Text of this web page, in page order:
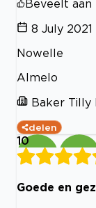
Beveelt aan
8 July 2021
Nowelle
Almelo
Baker Tilly
delen
10
Goede en